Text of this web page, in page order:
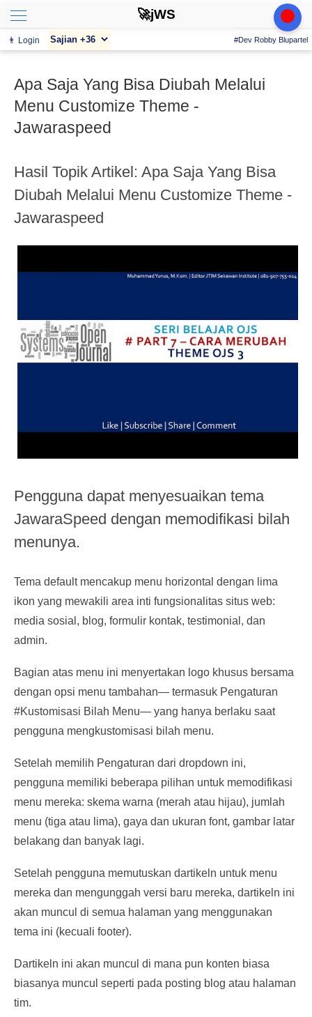
🚀jWS
👨 Login #Dev Robby Blupartel
Apa Saja Yang Bisa Diubah Melalui
Menu Customize Theme -
Jawaraspeed
Hasil Topik Artikel: Apa Saja Yang Bisa
Diubah Melalui Menu Customize Theme -
Jawaraspeed
Pengguna dapat menyesuaikan tema
JawaraSpeed ​​dengan memodifikasi bilah
menunya.
Tema default mencakup menu horizontal dengan lima
ikon yang mewakili area inti fungsionalitas situs web:
media sosial, blog, formulir kontak, testimonial, dan
admin.
Bagian atas menu ini menyertakan logo khusus bersama
dengan opsi menu tambahan— termasuk Pengaturan
#Kustomisasi Bilah Menu— yang hanya berlaku saat
pengguna mengkustomisasi bilah menu.
Setelah memilih Pengaturan dari dropdown ini,
pengguna memiliki beberapa pilihan untuk memodifikasi
menu mereka: skema warna (merah atau hijau), jumlah
menu (tiga atau lima), gaya dan ukuran font, gambar latar
belakang dan banyak lagi.
Setelah pengguna memutuskan dartikeln untuk menu
mereka dan mengunggah versi baru mereka, dartikeln ini
akan muncul di semua halaman yang menggunakan
tema ini (kecuali footer).
Dartikeln ini akan muncul di mana pun konten biasa
biasanya muncul seperti pada posting blog atau halaman
tim.